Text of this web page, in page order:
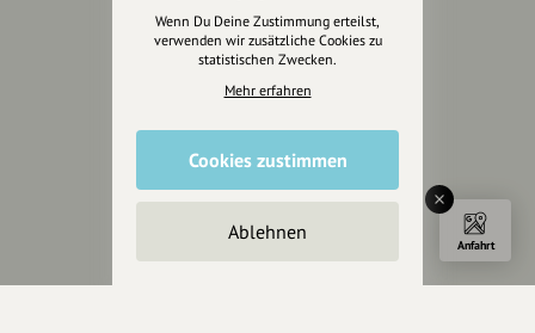
Anfahrt
Wir sind auch auf
Wenn Du Deine Zustimmung erteilst,
verwenden wir zusätzliche Cookies zu
statistischen Zwecken.
Mehr erfahren
Cookies zustimmen
Ablehnen